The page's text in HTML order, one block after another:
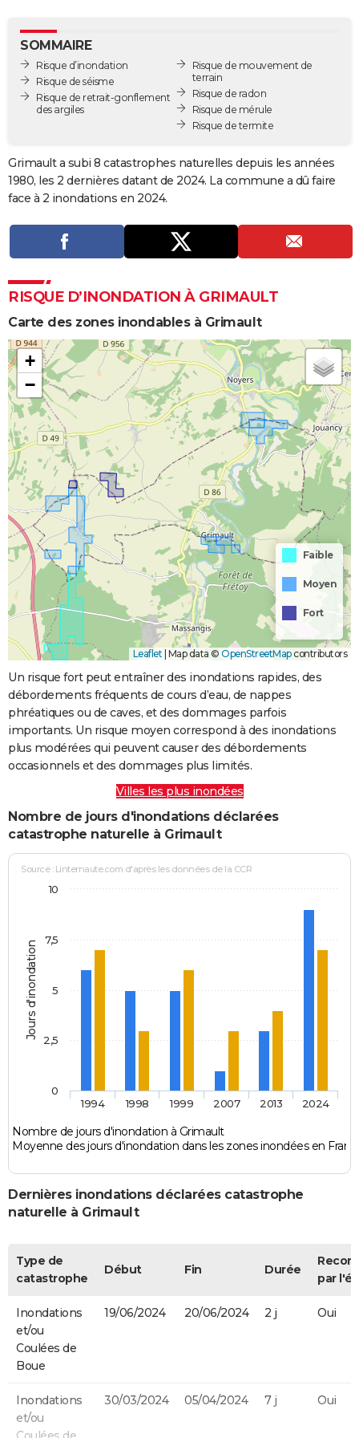
GUIDES D'ACHAT
BONS PLANS
CARTE DE VOEUX
Dictionnaire
Biographies
Citations
Expressions
Proverbes
PROGRAMME TV
Se connecter
Entreprises
Service militaire
Avis de recherche
AVIS DE DÉCÈS
FORUM
Bricolage
Lifestyle
Culture
Television
Voyage
Cinema
SOMMAIRE
Risque d’inondation
Risque de séisme
Risque de retrait-gonflement
des argiles
Risque de mouvement de
terrain
Risque de radon
Risque de mérule
Risque de termite
Grimault a subi 8 catastrophes naturelles depuis les années
1980, les 2 dernières datant de 2024. La commune a dû faire
face à 2 inondations en 2024.
RISQUE D’INONDATION À GRIMAULT
Carte des zones inondables à Grimault
+
−
Faible
Moyen
Fort
Leaflet | Map data © OpenStreetMapcontributors
Un risque fort peut entraîner des inondations rapides, des
débordements fréquents de cours d’eau, de nappes
phréatiques ou de caves, et des dommages parfois
importants. Un risque moyen correspond à des inondations
plus modérées qui peuvent causer des débordements
occasionnels et des dommages plus limités.
Villes les plus inondées
Nombre de jours d'inondations déclarées
catastrophe naturelle à Grimault
Jours d'inondation
Source : Linternaute.com d'après les données de la CCR
Nombre de jours d'inondation à Grimault
Moyenne des jours d'inondation dans les zones inondées en
1994 1998 1999 2007 2013 2024
0
2,5
5
7,5
10
Dernières inondations déclarées catastrophe
naturelle à Grimault
Type de
catastrophe
Début Fin Durée
par
Inondations
et/ou
Coulées de
Boue
19/06/2024 20/06/2024 2 j Oui
Inondations
et/ou
30/03/2024 05/04/2024 7 j Oui